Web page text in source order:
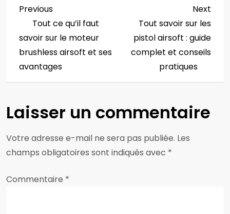
N
a
v
g
a
t
i
Previous
Post
Previous
Tout ce qu’il faut
savoir sur le moteur
brushless airsoft et ses
avantages
Post
Next
Tout savoir sur les
pistol airsoft : guide
complet et conseils
pratiques
Laisser un commentaire
Votre adresse e-mail ne sera pas publiée. Les
champs obligatoires sont indiqués avec *
Commentaire *